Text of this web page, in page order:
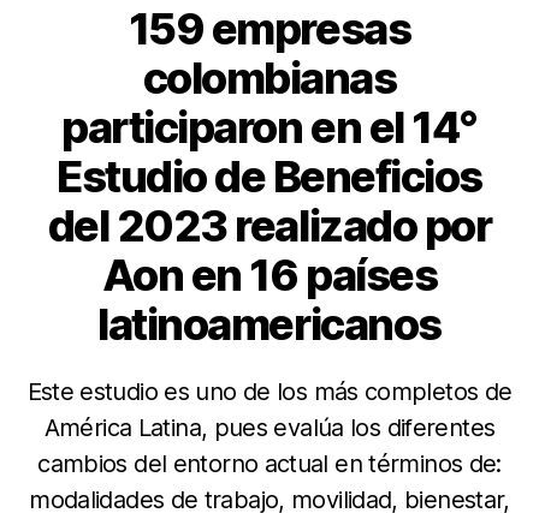
159 empresas
colombianas
participaron en el 14°
Estudio de Beneficios
del 2023 realizado por
Aon en 16 países
latinoamericanos
Este estudio es uno de los más completos de
América Latina, pues evalúa los diferentes
cambios del entorno actual en términos de:
modalidades de trabajo, movilidad, bienestar,